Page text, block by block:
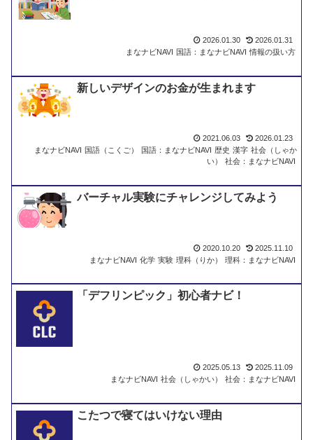
2026.01.30
2026.01.31
まなナビNAVI
国語：まなナビNAVI 情報の扱い方
新しいデザインのお金が生まれます
2021.06.03
2026.01.23
まなナビNAVI
国語（こくご） 国語：まなナビNAVI 歴史 漢字 社会（しゃか
い）
社会：まなナビNAVI
バーチャル実験にチャレンジしてみよう
2020.10.20
2025.11.10
まなナビNAVI 化学 実験 理科（りか） 理科：まなナビNAVI
「デフリンピック」初心者ナビ！
2025.05.13
2025.11.09
まなナビNAVI 社会（しゃかい） 社会：まなナビNAVI
こたつで寝てはいけない理由